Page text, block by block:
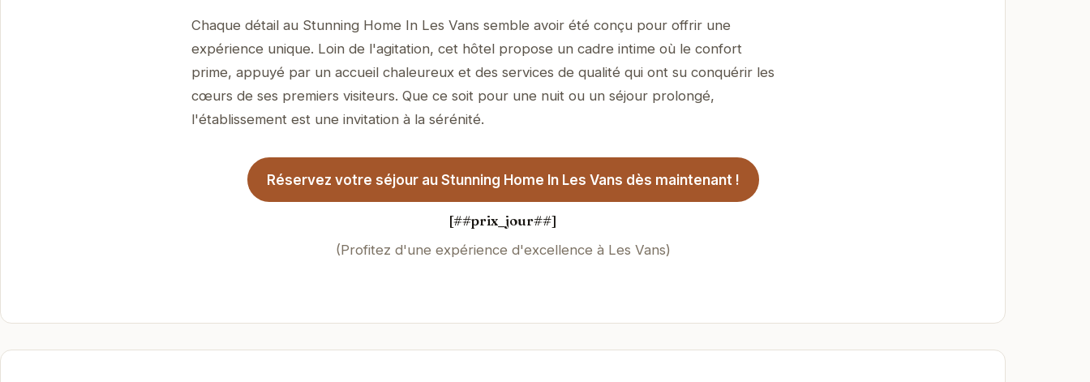
Chaque détail au Stunning Home In Les Vans semble avoir été conçu pour offrir une
expérience unique. Loin de l'agitation, cet hôtel propose un cadre intime où le confort
prime, appuyé par un accueil chaleureux et des services de qualité qui ont su conquérir les
cœurs de ses premiers visiteurs. Que ce soit pour une nuit ou un séjour prolongé,
l'établissement est une invitation à la sérénité.
Réservez votre séjour au Stunning Home In Les Vans dès maintenant !
[##prix_jour##]
(Profitez d'une expérience d'excellence à Les Vans)